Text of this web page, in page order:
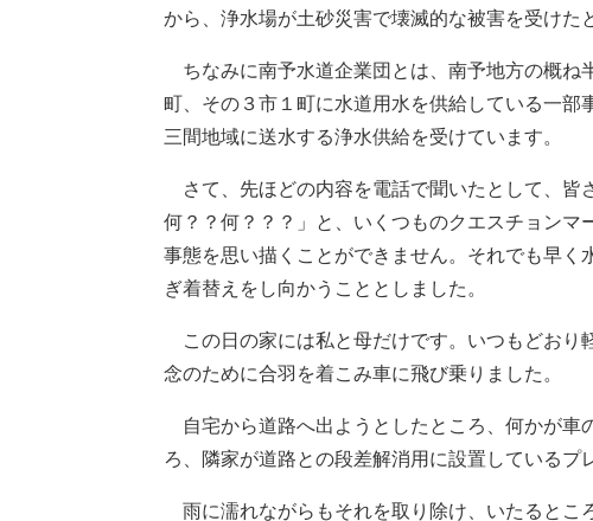
から、浄水場が土砂災害で壊滅的な被害を受けた
ちなみに南予水道企業団とは、南予地方の概ね
町、その３市１町に水道用水を供給している一部
三間地域に送水する浄水供給を受けています。
さて、先ほどの内容を電話で聞いたとして、皆
何？？何？？？」と、いくつものクエスチョンマ
事態を思い描くことができません。それでも早
ぎ着替えをし向かうこととしました。
この日の家には私と母だけです。いつもどおり
念のために合羽を着こみ車に飛び乗りました。
自宅から道路へ出ようとしたところ、何かが車
ろ、隣家が道路との段差解消用に設置しているプ
雨に濡れながらもそれを取り除け、いたるとこ